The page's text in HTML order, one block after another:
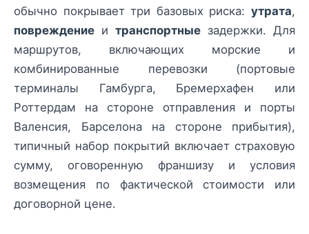
обычно покрывает три базовых риска: утрата,
повреждение и транспортные задержки. Для
маршрутов, включающих морские и
комбинированные перевозки (портовые
терминалы Гамбурга, Бремерхафен или
Роттердам на стороне отправления и порты
Валенсия, Барселона на стороне прибытия),
типичный набор покрытий включает страховую
сумму, оговоренную франшизу и условия
возмещения по фактической стоимости или
договорной цене.